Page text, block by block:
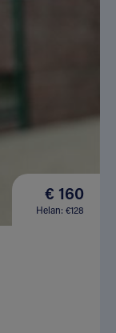
€ 160
Helan: €128